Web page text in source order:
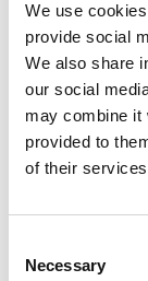
We use
provide social
We also share
our social
may combine it
provided to
of their
Selection
Necessary
Affären
skatt och
att
Tillträde